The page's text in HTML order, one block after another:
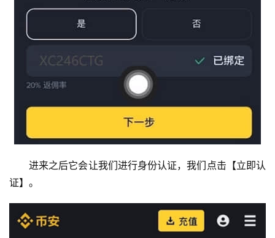
进来之后它会让我们进行身份认证，我们点击【立即认
证】。